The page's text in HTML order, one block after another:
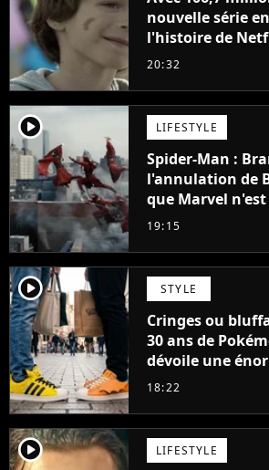
nouvelle série
l'histoire de
48 jours
20:32
player2 LIFESTYLE
Spider-Man :
l'annulation de
que Marvel
faire quoi que ce
19:15
player2 STYLE
Cringes ou
30 ans de
dévoile une
sneakers et je
18:22
player2 LIFESTYLE